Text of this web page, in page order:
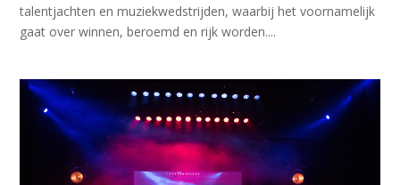
talentjachten en muziekwedstrijden, waarbij het voornamelijk
gaat over winnen, beroemd en rijk worden....